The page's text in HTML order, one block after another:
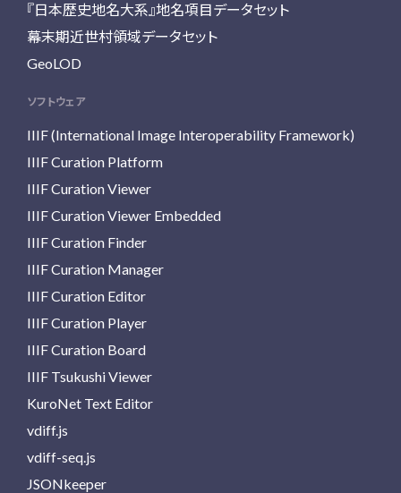
『日本歴史地名大系』地名項目データセット
幕末期近世村領域データセット
GeoLOD
ソフトウェア
IIIF (International Image Interoperability Framework)
IIIF Curation Platform
IIIF Curation Viewer
IIIF Curation Viewer Embedded
IIIF Curation Finder
IIIF Curation Manager
IIIF Curation Editor
IIIF Curation Player
IIIF Curation Board
IIIF Tsukushi Viewer
KuroNet Text Editor
vdiff.js
vdiff-seq.js
JSONkeeper